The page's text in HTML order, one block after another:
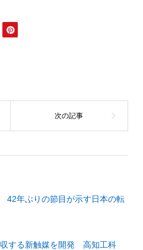
42年ぶりの節目が示す日本の転
する新触媒を開発 高知工科